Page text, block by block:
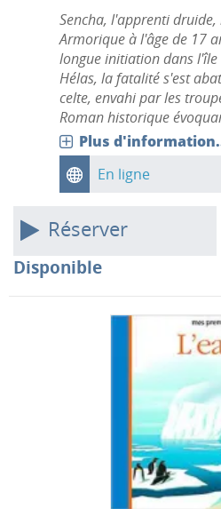
Sencha, l'apprenti
Armorique à l'âge de 17
longue initiation dans l'île
Hélas, la fatalité s'est
celte, envahi par les
Roman historique
Plus
En ligne
Réserver
Disponible